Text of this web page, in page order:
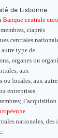
de Lisbonne :
Banque centrale
ciaprès
centrales
type de
organes ou
aux
ou locales, aux
entreprises
l’acquisition
nationales, des